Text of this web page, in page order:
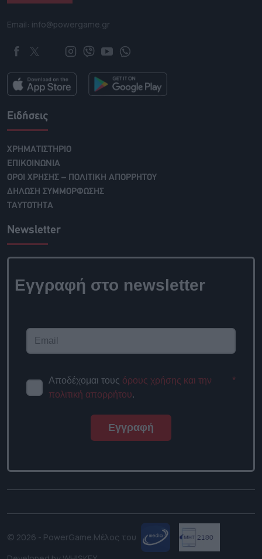
Email: info@powergame.gr
Ειδήσεις
ΧΡΗΜΑΤΙΣΤΗΡΙΟ
ΕΠΙΚΟΙΝΩΝΙΑ
ΟΡΟΙ ΧΡΗΣΗΣ – ΠΟΛΙΤΙΚΗ ΑΠΟΡΡΗΤΟΥ
ΔΗΛΩΣΗ ΣΥΜΜΟΡΦΩΣΗΣ
ΤΑΥΤΟΤΗΤΑ
Newsletter
Εγγραφή στο newsletter
Αποδέχομαι τους όρους χρήσης και την
πολιτική απορρήτου.
*
Εγγραφή
© 2026 - PowerGame.Μέλος του